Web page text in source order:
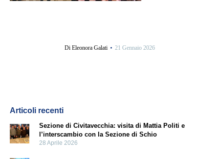
Di Eleonora Galati 21 Gennaio 2026
Articoli recenti
Sezione di Civitavecchia: visita di Mattia Politi e
l’interscambio con la Sezione di Schio
28 Aprile 2026